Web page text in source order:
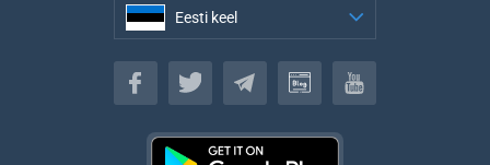
Eesti keel
Eesti keel